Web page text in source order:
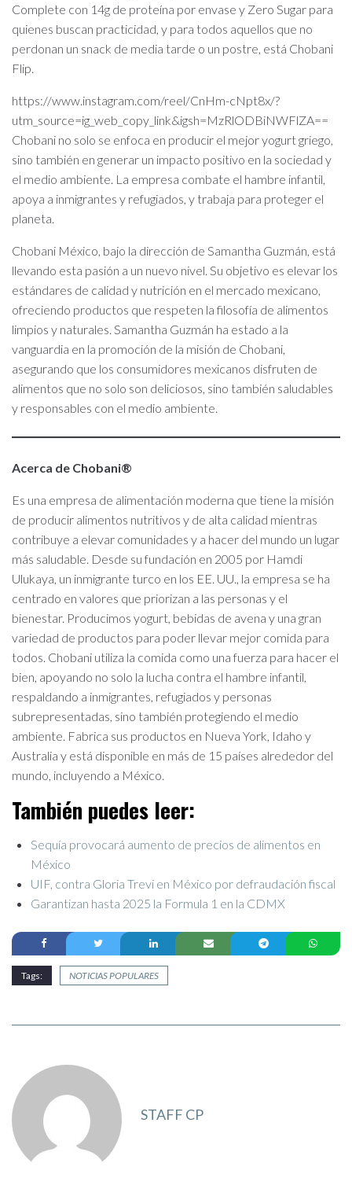
Complete con 14g de proteína por envase y Zero Sugar para
quienes buscan practicidad, y para todos aquellos que no
perdonan un snack de media tarde o un postre, está Chobani
Flip.
https://www.instagram.com/reel/CnHm-cNpt8x/?
utm_source=ig_web_copy_link&igsh=MzRlODBiNWFlZA==
Chobani no solo se enfoca en producir el mejor yogurt griego,
sino también en generar un impacto positivo en la sociedad y
el medio ambiente. La empresa combate el hambre infantil,
apoya a inmigrantes y refugiados, y trabaja para proteger el
planeta.
Chobani México, bajo la dirección de Samantha Guzmán, está
llevando esta pasión a un nuevo nivel. Su objetivo es elevar los
estándares de calidad y nutrición en el mercado mexicano,
ofreciendo productos que respeten la filosofía de alimentos
limpios y naturales. Samantha Guzmán ha estado a la
vanguardia en la promoción de la misión de Chobani,
asegurando que los consumidores mexicanos disfruten de
alimentos que no solo son deliciosos, sino también saludables
y responsables con el medio ambiente.
Acerca de Chobani®
Es una empresa de alimentación moderna que tiene la misión
de producir alimentos nutritivos y de alta calidad mientras
contribuye a elevar comunidades y a hacer del mundo un lugar
más saludable. Desde su fundación en 2005 por Hamdi
Ulukaya, un inmigrante turco en los EE. UU., la empresa se ha
centrado en valores que priorizan a las personas y el
bienestar. Producimos yogurt, bebidas de avena y una gran
variedad de productos para poder llevar mejor comida para
todos. Chobani utiliza la comida como una fuerza para hacer el
bien, apoyando no solo la lucha contra el hambre infantil,
respaldando a inmigrantes, refugiados y personas
subrepresentadas, sino también protegiendo el medio
ambiente. Fabrica sus productos en Nueva York, Idaho y
Australia y está disponible en más de 15 países alrededor del
mundo, incluyendo a México.
También puedes leer:
Sequía provocará aumento de precios de alimentos en
México
UIF, contra Gloria Trevi en México por defraudación fiscal
Garantizan hasta 2025 la Formula 1 en la CDMX
Tags: NOTICIAS POPULARES
STAFF CP